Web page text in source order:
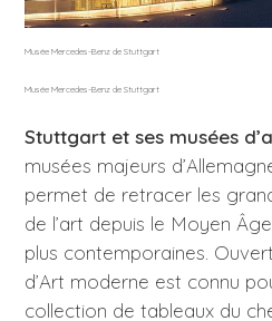
Musée Mercedes-Benz de Stuttgart
Musée Mercedes-Benz de Stuttgart
Stuttgart et ses musées
musées majeurs
permet de retracer les
de l’art depuis le Moyen
plus contemporaines.
d’Art moderne est connu
collection de tableaux du